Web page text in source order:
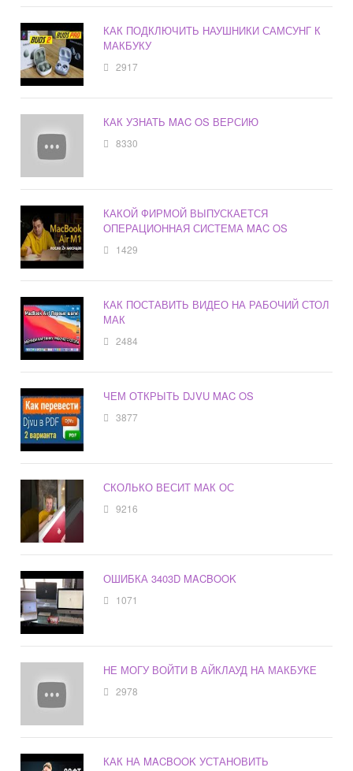
КАК ПОДКЛЮЧИТЬ НАУШНИКИ САМСУНГ К
МАКБУКУ
2917
КАК УЗНАТЬ MAC OS ВЕРСИЮ
8330
КАКОЙ ФИРМОЙ ВЫПУСКАЕТСЯ
ОПЕРАЦИОННАЯ СИСТЕМА MAC OS
1429
КАК ПОСТАВИТЬ ВИДЕО НА РАБОЧИЙ СТОЛ
МАК
2484
ЧЕМ ОТКРЫТЬ DJVU MAC OS
3877
СКОЛЬКО ВЕСИТ МАК ОС
9216
ОШИБКА 3403D MACBOOK
1071
НЕ МОГУ ВОЙТИ В АЙКЛАУД НА МАКБУКЕ
2978
КАК НА MACBOOK УСТАНОВИТЬ